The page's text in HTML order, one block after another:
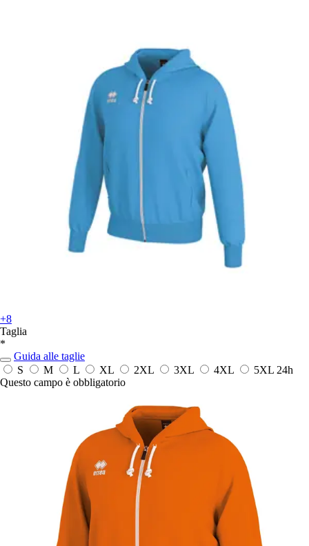
+8
Taglia
*
Guida alle taglie
S
M L XL 2XL 3XL 4XL 5XL 24h
Questo campo è obbligatorio